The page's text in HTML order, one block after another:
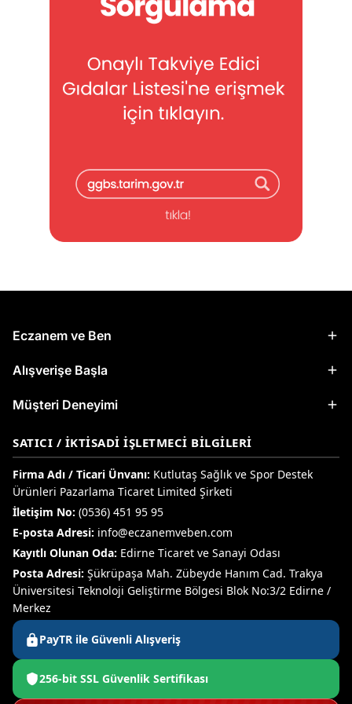
Eczanem ve Ben
Alışverişe Başla
Müşteri Deneyimi
SATICI / İKTISADI İŞLETMECI BILGILERI
Firma Adı / Ticari Ünvanı: Kutlutaş Sağlık ve Spor Destek
Ürünleri Pazarlama Ticaret Limited Şirketi
İletişim No: (0536) 451 95 95
E-posta Adresi: info@eczanemveben.com
Kayıtlı Olunan Oda: Edirne Ticaret ve Sanayi Odası
Posta Adresi: Şükrüpaşa Mah. Zübeyde Hanım Cad. Trakya
Üniversitesi Teknoloji Geliştirme Bölgesi Blok No:3/2 Edirne /
Merkez
PayTR ile Güvenli Alışveriş
256-bit SSL Güvenlik Sertifikası